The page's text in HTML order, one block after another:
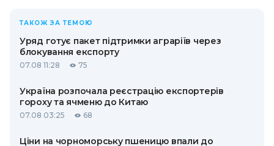
ТАКОЖ ЗА ТЕМОЮ
Уряд готує пакет підтримки аграріїв через
блокування експорту
07.08 11:28 75
Україна розпочала реєстрацію експортерів
гороху та ячменю до Китаю
07.08 03:25 68
Ціни на чорноморську пшеницю впали до